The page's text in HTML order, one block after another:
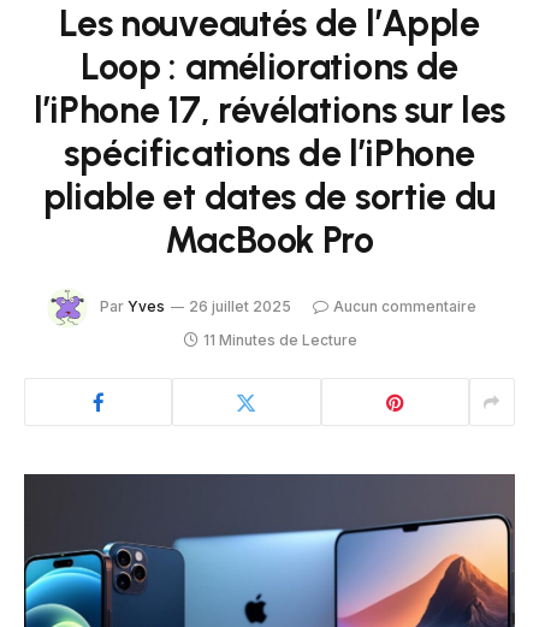
Les nouveautés de l’Apple
Loop : améliorations de
l’iPhone 17, révélations sur les
spécifications de l’iPhone
pliable et dates de sortie du
MacBook Pro
Par Yves 26 juillet 2025
Aucun commentaire
11 Minutes de Lecture